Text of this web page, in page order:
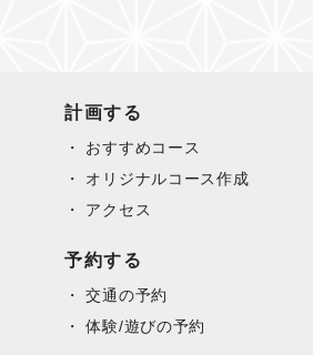
計画する
おすすめコース
オリジナルコース作成
アクセス
予約する
交通の予約
体験/遊びの予約